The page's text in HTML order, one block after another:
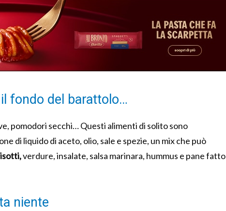
fondo del barattolo…
pomodori secchi… Questi alimenti di solito sono
di liquido di aceto, olio, sale e spezie, un mix che può
verdure, insalate, salsa marinara, hummus e pane fatto
niente